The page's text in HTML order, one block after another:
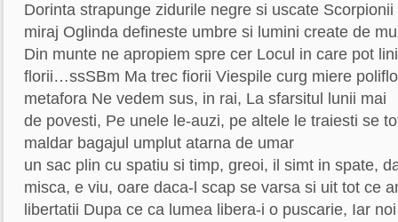
Dorinta strapunge zidurile negre si uscate
miraj Oglinda defineste umbre si lumini create de
Din munte ne apropiem spre cer Locul in care pot
florii…ssSBm Ma trec fiorii Viespile curg miere
metafora Ne vedem sus, in rai, La sfarsitul lunii
de povesti, Pe unele le-auzi, pe altele le traiesti se
maldar bagajul umplut atarna de umar
un sac plin cu spatiu si timp, greoi, il simt in spate,
misca, e viu, oare daca-l scap se varsa si uit tot ce
libertatii Dupa ce ca lumea libera-i o puscarie, Iar